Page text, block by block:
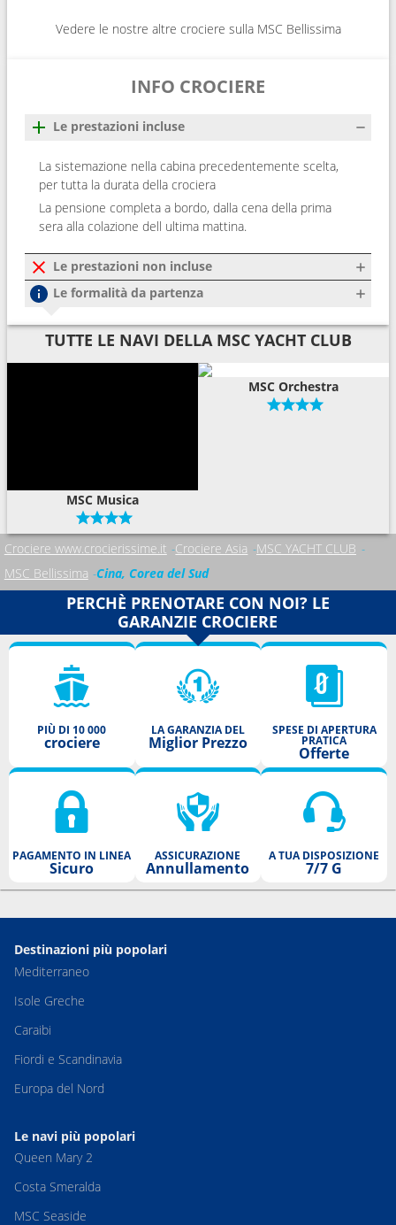
Vedere le nostre altre crociere sulla MSC Bellissima
INFO CROCIERE
Le prestazioni incluse
La sistemazione nella cabina precedentemente scelta,
per tutta la durata della crociera
La pensione completa a bordo, dalla cena della prima
sera alla colazione dell ultima mattina.
Le prestazioni non incluse
Le formalità da partenza
TUTTE LE NAVI DELLA MSC YACHT CLUB
MSC Musica
MSC Orchestra
Crociere www.crocierissime.it Crociere Asia MSC YACHT CLUB
MSC Bellissima Cina, Corea del Sud
PERCHÈ PRENOTARE CON NOI? LE
GARANZIE CROCIERE
PIÙ DI 10 000
crociere
LA GARANZIA DEL
Miglior Prezzo
SPESE DI APERTURA
PRATICA
Offerte
PAGAMENTO IN LINEA
Sicuro
ASSICURAZIONE
Annullamento
A TUA DISPOSIZIONE
7/7 G
Destinazioni più popolari
Mediterraneo
Isole Greche
Caraibi
Fiordi e Scandinavia
Europa del Nord
Le navi più popolari
Queen Mary 2
Costa Smeralda
MSC Seaside